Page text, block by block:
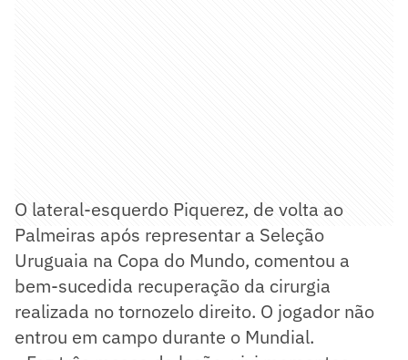
O lateral-esquerdo Piquerez, de volta ao
Palmeiras após representar a Seleção
Uruguaia na Copa do Mundo, comentou a
bem-sucedida recuperação da cirurgia
realizada no tornozelo direito. O jogador não
entrou em campo durante o Mundial.